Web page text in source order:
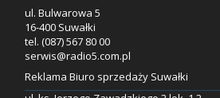
ul. Bulwarowa 5
16-400 Suwałki
tel. (087) 567 80 00
serwis@radio5.com.pl
Reklama Biuro sprzedaży Suwałki